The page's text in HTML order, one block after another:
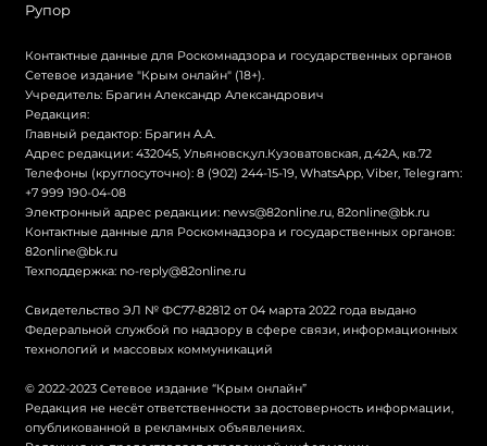
Рупор
Контактные данные для Роскомнадзора и государственных органов
Сетевое издание "Крым онлайн" (18+).
Учредитель: Брагин Александр Александрович
Редакция:
Главный редактор: Брагин А.А.
Адрес редакции: 432045, Ульяновск,ул.Кузоватовская, д.42А, кв.72
Телефоны (круглосуточно): 8 (902) 244-15-19, WhatsApp, Viber, Telegram:
+7 999 190-04-08
Электронный адрес редакции: news@82online.ru, 82online@bk.ru
Контактные данные для Роскомнадзора и государственных органов:
82online@bk.ru
Техподдержка: no-reply@82online.ru
Свидетельство ЭЛ № ФС77-82812 от 04 марта 2022 года выдано
Федеральной службой по надзору в сфере связи, информационных
технологий и массовых коммуникаций
© 2022-2023 Сетевое издание “Крым онлайн”
Редакция не несёт ответственности за достоверность информации,
опубликованной в рекламных объявлениях.